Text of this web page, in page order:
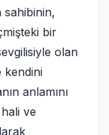
sahibinin,
bir
olan
kendini
anlamını
ve